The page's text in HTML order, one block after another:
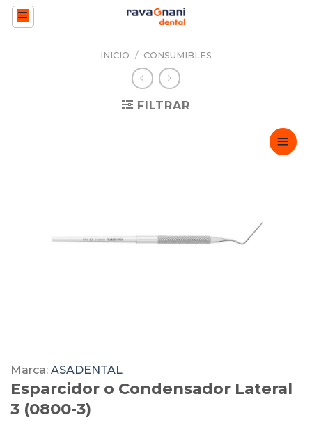
Saltar
INICIO / CONSUMIBLES
FILTRAR
Marca: ASADENTAL
Esparcidor o Condensador Lateral
3 (0800-3)